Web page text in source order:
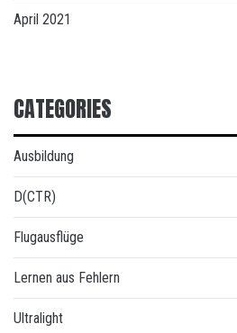
April 2021
CATEGORIES
Ausbildung
D(CTR)
Flugausflüge
Lernen aus Fehlern
Ultralight